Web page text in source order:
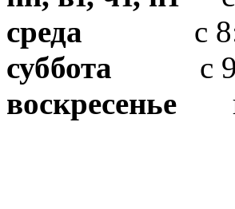
среда с 8:00
суббота с
воскресенье